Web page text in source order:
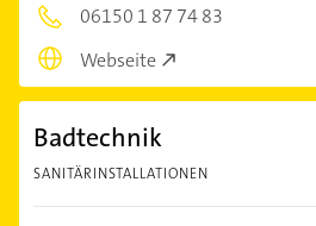
06150 1 87 74 83
Webseite
Badtechnik
SANITÄRINSTALLATIONEN